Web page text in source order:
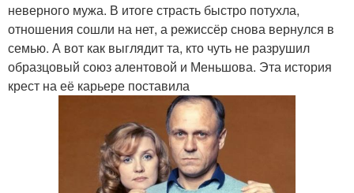
неверного мужа. В итоге страсть быстро потухла,
отношения сошли на нет, а режиссёр снова вернулся в
семью. А вот как выглядит та, кто чуть не разрушил
образцовый союз алентовой и Меньшова. Эта история
крест на её карьере поставила